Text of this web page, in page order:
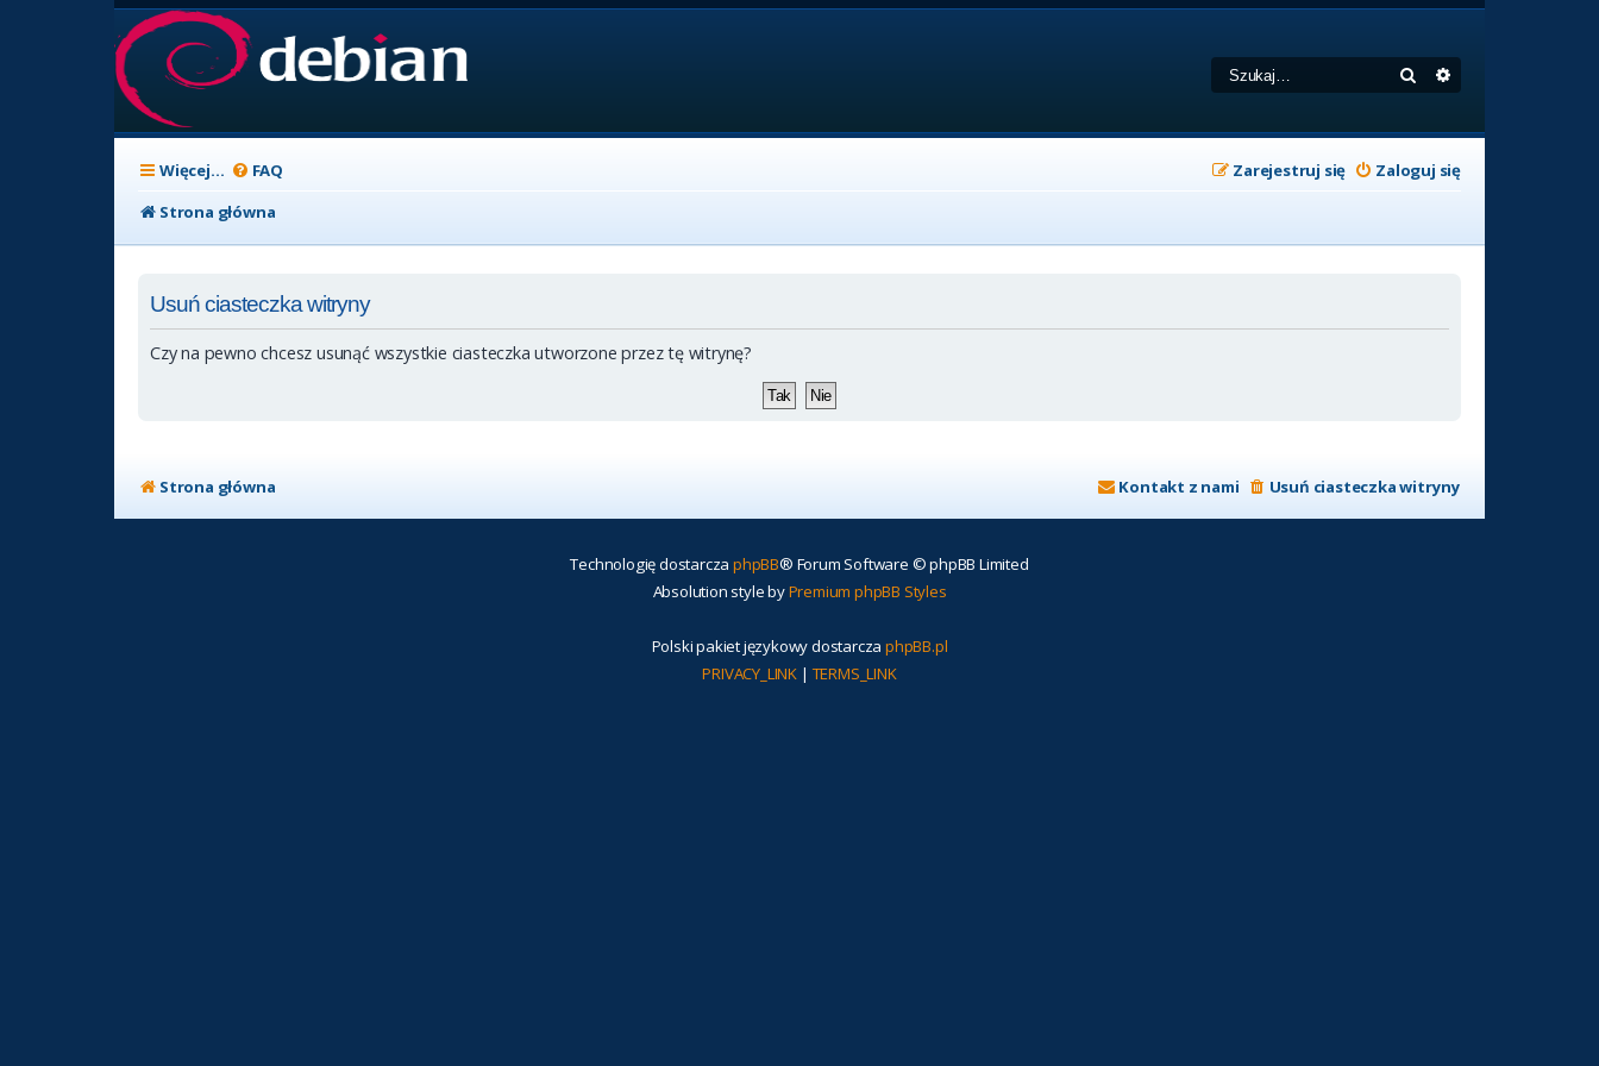
Szukaj
Więcej… FAQ Zaloguj się
Zarejestruj się
Strona główna
Usuń ciasteczka witryny
Czy na pewno chcesz usunąć wszystkie ciasteczka utworzone przez tę witrynę?
Strona główna Usuń ciasteczka witryny
Kontakt z nami
Technologię dostarcza phpBB® Forum Software © phpBB Limited
Absolution style byPremium phpBB Styles
Polski pakiet językowy dostarcza phpBB.pl
PRIVACY_LINK | TERMS_LINK